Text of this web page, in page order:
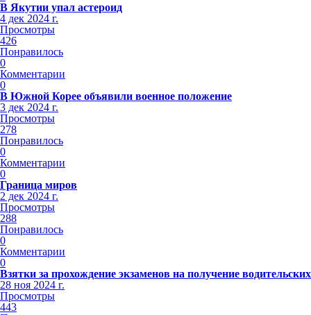
В Якутии упал астероид
4 дек 2024 г.
Просмотры
426
Понравилось
0
Комментарии
0
В Южной Корее объявили военное положение
3 дек 2024 г.
Просмотры
278
Понравилось
0
Комментарии
0
Граница миров
2 дек 2024 г.
Просмотры
288
Понравилось
0
Комментарии
0
Взятки за прохождение экзаменов на получение
28 ноя 2024 г.
Просмотры
443